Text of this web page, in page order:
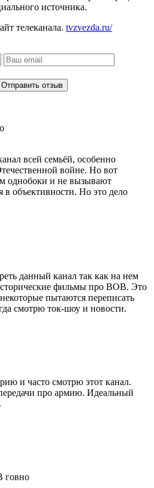
источника.
телеканала. tvzvezda.ru/
Отправить отзыв
всей семьёй, особенно
войне. Но вот
однобоки и не вызывают
в объективности. Но это дело
данный канал так как на нем
фильмы про ВОВ. Это
пытаются переписать
смотрю ток-шоу и новости.
и часто смотрю этот канал.
про армию. Идеальный
говно